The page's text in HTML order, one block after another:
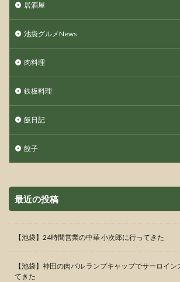
居酒屋
池袋グルメNews
肉料理
鉄板料理
飯日記
餃子
最近の投稿
【池袋】24時間営業の中華 小次郎に行ってきた
【池袋】神田の肉バル ランプキャップでサーロイ
てきた